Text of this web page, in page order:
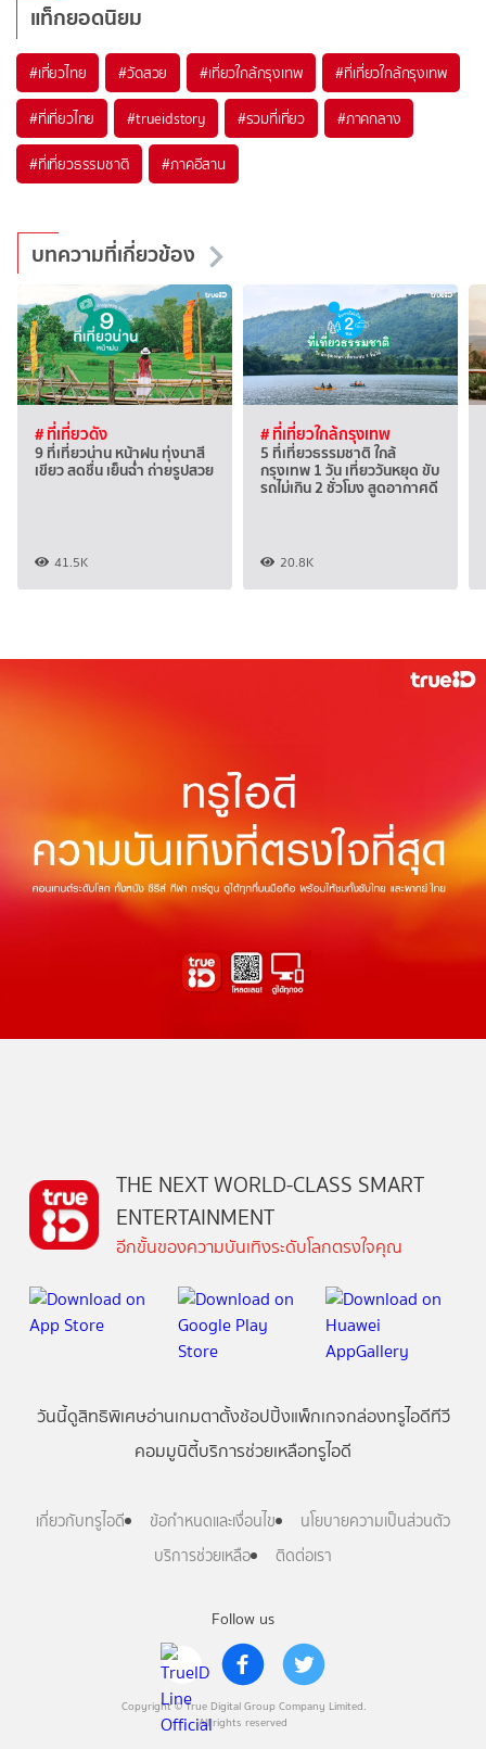
แท็กยอดนิยม
#เที่ยวไทย #วัดสวย #เที่ยวใกล้กรุงเทพ #ที่เที่ยวใกล้กรุงเทพ
#ที่เที่ยวไทย #trueidstory #รวมที่เที่ยว #ภาคกลาง
#ที่เที่ยวธรรมชาติ #ภาคอีสาน
บทความที่เกี่ยวข้อง
# ที่เที่ยวดัง
9 ที่เที่ยวน่าน หน้าฝน ทุ่งนาสี
เขียว สดชื่น เย็นฉ่ำ ถ่ายรูปสวย
41.5K
# ที่เที่ยวใกล้กรุงเทพ
5 ที่เที่ยวธรรมชาติ ใกล้
กรุงเทพ 1 วัน เที่ยววันหยุด ขับ
รถไม่เกิน 2 ชั่วโมง สูดอากาศดี
20.8K
Follow us
Copyright © True Digital Group Company Limited.
All rights reserved
THE NEXT WORLD-CLASS SMART
ENTERTAINMENT
อีกขั้นของความบันเทิงระดับโลกตรงใจคุณ
วันนี้ดูสิทธิพิเศษอ่านเกมตาตั้งช้อปปิ้งแพ็กเกจกล่องทรูไอดีทีวี
คอมมูนิตี้บริการช่วยเหลือทรูไอดี
เกี่ยวกับทรูไอดี ข้อกำหนดและเงื่อนไข
นโยบายความเป็นส่วนตัว
บริการช่วยเหลือ
ติดต่อเรา